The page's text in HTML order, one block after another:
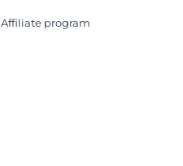
Affiliate program